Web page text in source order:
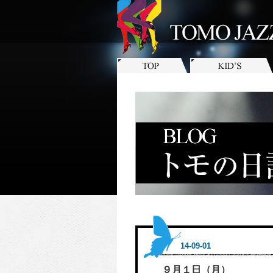
14-09-01
９月１日（月）